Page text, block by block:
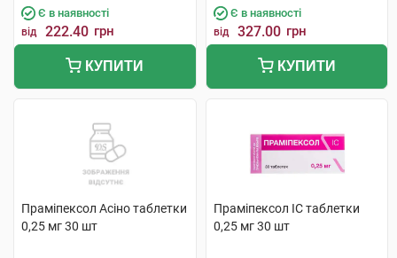
Є в наявності
від 222.40 грн
КУПИТИ
Є в наявності
від 327.00 грн
КУПИТИ
Праміпексол Асіно таблетки
0,25 мг 30 шт
Праміпексол IC таблетки
0,25 мг 30 шт